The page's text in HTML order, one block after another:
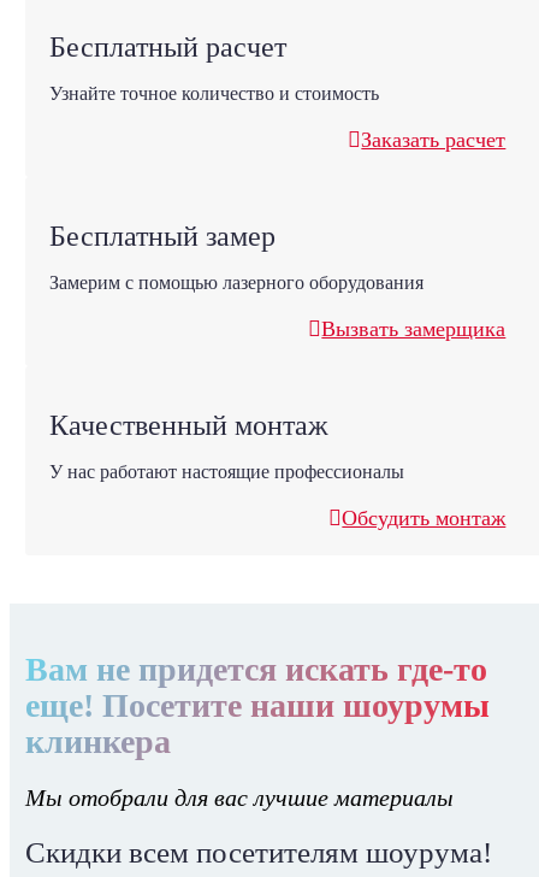
Бесплатный расчет
Узнайте точное количество и стоимость
Заказать расчет
Бесплатный замер
Замерим с помощью лазерного оборудования
Вызвать замерщика
Качественный монтаж
У нас работают настоящие профессионалы
Обсудить монтаж
Вам не придется искать где-то
еще! Посетите наши шоурумы
клинкера
Мы отобрали для вас лучшие материалы
Скидки всем посетителям шоурума!